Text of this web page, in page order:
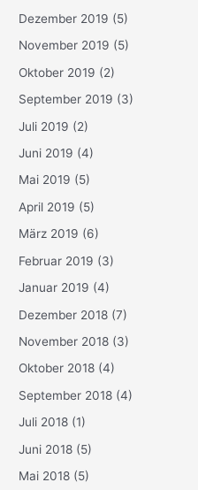
Dezember 2019 (5)
November 2019 (5)
Oktober 2019 (2)
September 2019 (3)
Juli 2019 (2)
Juni 2019 (4)
Mai 2019 (5)
April 2019 (5)
März 2019 (6)
Februar 2019 (3)
Januar 2019 (4)
Dezember 2018 (7)
November 2018 (3)
Oktober 2018 (4)
September 2018 (4)
Juli 2018 (1)
Juni 2018 (5)
Mai 2018 (5)